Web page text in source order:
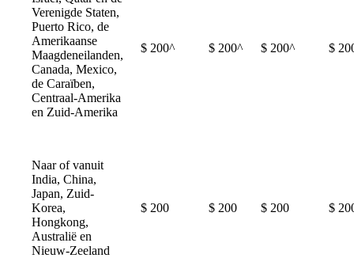
Verenigde Staten,
Puerto Rico, de
Amerikaanse
Maagdeneilanden,
Canada, Mexico,
de Caraïben,
Centraal-Amerika
en Zuid-Amerika
$ 200^ $ 200^ $ 200^ $
Naar of vanuit
India, China,
Japan, Zuid-
Korea,
Hongkong,
Australië en
Nieuw-Zeeland
$ 200 $ 200 $ 200 $